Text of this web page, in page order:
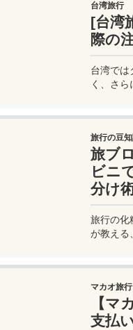
カード
詳しく
台湾旅行
[台湾
際の
台湾では
く、さ
舞われる
旅行の豆
旅ブ
ビニ
分け
旅行の化
が教える
マカオ旅行
【マ
支払